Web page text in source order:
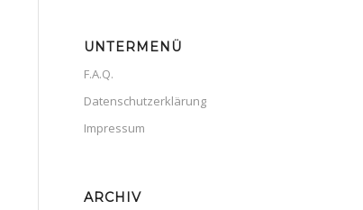
UNTERMENÜ
F.A.Q.
Datenschutzerklärung
Impressum
ARCHIV